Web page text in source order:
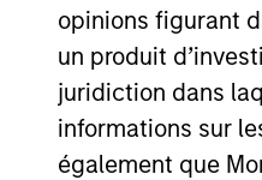
opinions figurant
un produit
juridiction dans
informations sur
également que